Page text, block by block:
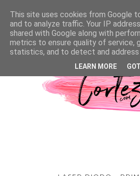
This site uses cookies from Google
and to analyze traffic. Your IP
shared with Google along with
metrics to ensure quality of service,
statistics, and to detect and address
LEARN MORE